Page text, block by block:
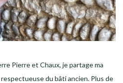
Pierre et Chaux, je partage ma
du bâti ancien. Plus de